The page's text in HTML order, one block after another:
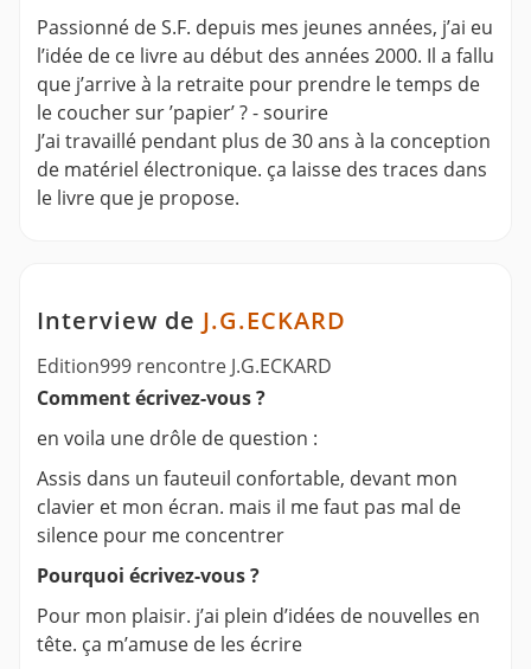
Passionné de S.F. depuis mes jeunes années, j’ai eu
l’idée de ce livre au début des années 2000. Il a fallu
que j’arrive à la retraite pour prendre le temps de
le coucher sur ’papier’ ? - sourire
J’ai travaillé pendant plus de 30 ans à la conception
de matériel électronique. ça laisse des traces dans
le livre que je propose.
Interview de J.G.ECKARD
Edition999 rencontre J.G.ECKARD
Comment écrivez-vous ?
en voila une drôle de question :
Assis dans un fauteuil confortable, devant mon
clavier et mon écran. mais il me faut pas mal de
silence pour me concentrer
Pourquoi écrivez-vous ?
Pour mon plaisir. j’ai plein d’idées de nouvelles en
tête. ça m’amuse de les écrire